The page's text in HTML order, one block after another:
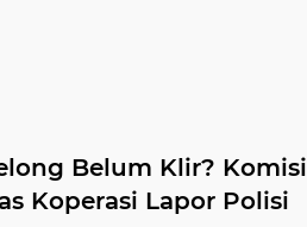
Belum Klir? Komisi
Koperasi Lapor Polisi